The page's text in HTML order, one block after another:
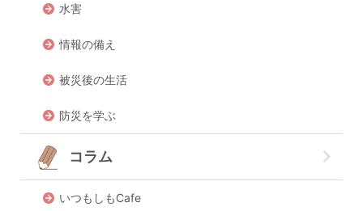
水害
情報の備え
被災後の生活
防災を学ぶ
コラム
いつもしもCafe